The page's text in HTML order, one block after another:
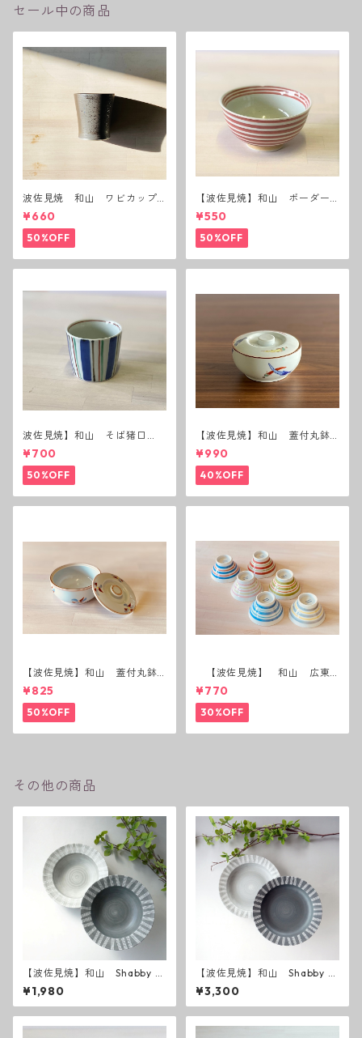
セール中の商品
波佐見焼 和山 ワビカップ
黒錆 3種(アウトレット）
¥660
50%OFF
【波佐見焼】和山 ボーダー
茶碗 赤
¥550
50%OFF
波佐見焼】和山 そば猪口
（十草）
¥700
50%OFF
【波佐見焼】和山 蓋付丸鉢
(唐辛子)
¥990
40%OFF
【波佐見焼】和山 蓋付丸鉢
(花絵)
¥825
50%OFF
【波佐見焼】 和山 広東
碗 二色ボーダー 全6パター
ン
¥770
30%OFF
その他の商品
【波佐見焼】和山 Shabby c
hic style ボウルM ( ダーク
グレー ／ ライトグレー ）
¥1,980
【波佐見焼】和山 Shabby c
hic style カレー皿 ( ダーク
グレー ／ ライトグレー ）
¥3,300